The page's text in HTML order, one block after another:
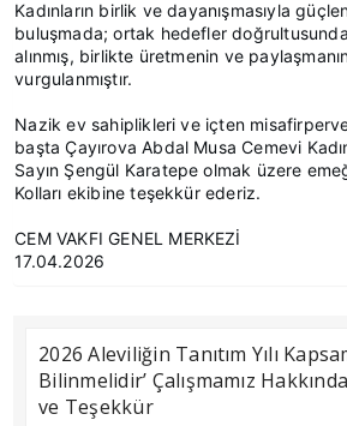
Kadınların birlik ve dayanışmasıyla
buluşmada; ortak hedefler
alınmış, birlikte üretmenin ve
vurgulanmıştır.
Nazik ev sahiplikleri ve içten
başta Çayırova Abdal Musa Cemevi
Sayın Şengül Karatepe olmak üzere
Kolları ekibine teşekkür ederiz.
CEM VAKFI GENEL MERKEZİ
17.04.2026
2026 Aleviliğin Tanıtım Yılı
Bilinmelidir’ Çalışmamız
ve Teşekkür